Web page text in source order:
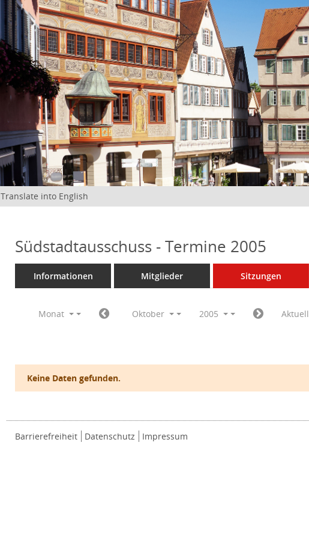
Translate into English
Südstadtausschuss - Termine 2005
Informationen Mitglieder Sitzungen
Monat Oktober 2005 Aktuell
Keine Daten gefunden.
Barrierefreiheit Datenschutz Impressum